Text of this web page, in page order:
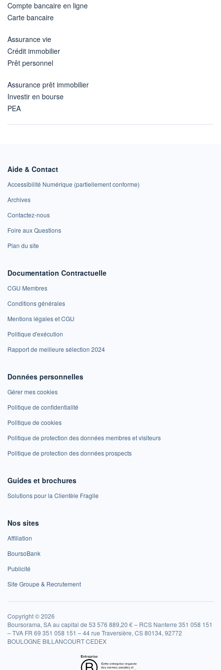
Compte bancaire en ligne
Carte bancaire
Assurance vie
Crédit immobilier
Prêt personnel
Assurance prêt immobilier
Investir en bourse
PEA
Aide & Contact
Accessibilité Numérique (partiellement conforme)
Archives
Contactez-nous
Foire aux Questions
Plan du site
Documentation Contractuelle
CGU Membres
Conditions générales
Mentions légales et CGU
Politique d'exécution
Rapport de meilleure sélection 2024
Données personnelles
Gérer mes cookies
Politique de confidentialité
Politique de cookies
Politique de protection des données membres et visiteurs
Politique de protection des données prospects
Guides et brochures
Solutions pour la Clientèle Fragile
Nos sites
Affiliation
BoursoBank
Publicité
Site Groupe & Recrutement
Copyright © 2026
Boursorama, SA au capital de 53 576 889,20 € – RCS Nanterre 351 058 151
– TVA FR 69 351 058 151 – 44 rue Traversière, CS 80134, 92772
BOULOGNE BILLANCOURT CEDEX